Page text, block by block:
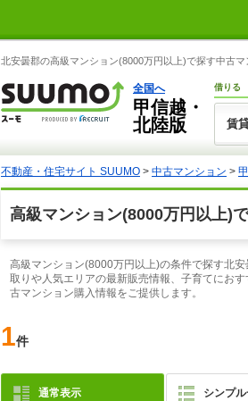
北安曇郡の高級マンション(8000万円以上)で探す中古
全国へ
甲信越・
北陸版
借りる
賃
不動産・住宅サイト SUUMO > 中古マンション >
高級マンション(8000万円以上)
高級マンション(8000万円以上)の条件で探す北
取りや人気エリアの最新販売情報、子育てにお
古マンション購入情報をご提供します。
1件
通常表示 シンプ